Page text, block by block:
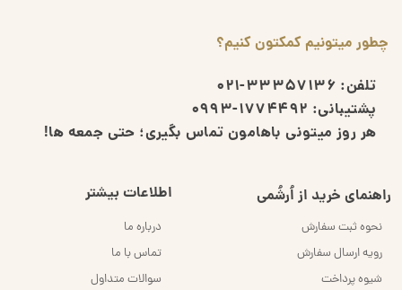
چطور میتونیم کمکتون کنیم؟
تلفن: 33357136-021
پشتیبانی: 1774492-0993
هر روز میتونی باهامون تماس بگیری؛ حتی جمعه ها!
راهنمای خرید از اُرشُمی
نحوه ثبت سفارش
رویه ارسال سفارش
شیوه پرداخت
اطلاعات بیشتر
درباره ما
تماس با ما
سوالات متداول